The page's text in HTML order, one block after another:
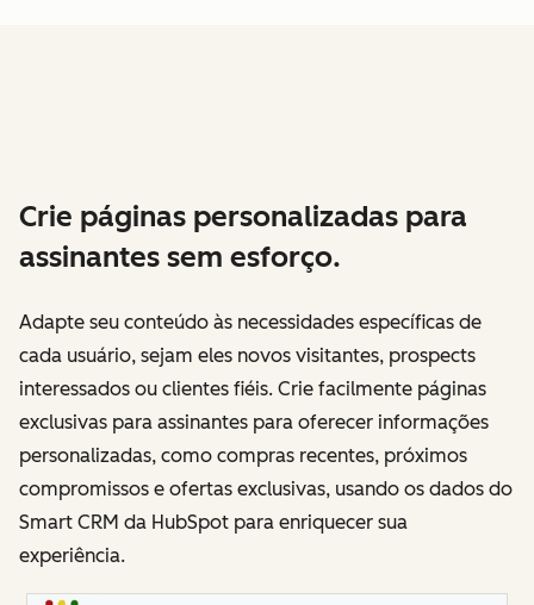
Crie páginas personalizadas para
assinantes sem esforço.
Adapte seu conteúdo às necessidades específicas de
cada usuário, sejam eles novos visitantes, prospects
interessados ou clientes fiéis. Crie facilmente páginas
exclusivas para assinantes para oferecer informações
personalizadas, como compras recentes, próximos
compromissos e ofertas exclusivas, usando os dados do
Smart CRM da HubSpot para enriquecer sua
experiência.